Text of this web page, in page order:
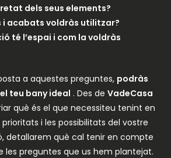
dels seus elements?
i acabats voldràs utilitzar?
té l’espai i com la voldràs
a aquestes preguntes, podràs
teu bany ideal . Des de VadeCasa
què és el que necessiteu tenint en
i les possibilitats del vostre
detallarem què cal tenir en compte
les preguntes que us hem plantejat.